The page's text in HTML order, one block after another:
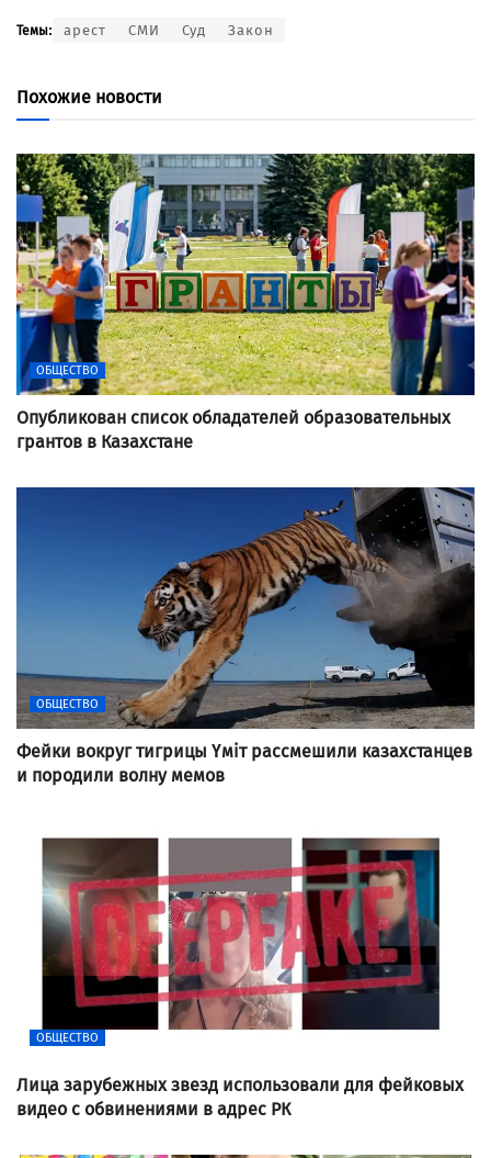
Темы: арест СМИ Суд Закон
Похожие новости
ОБЩЕСТВО
Опубликован список обладателей образовательных
грантов в Казахстане
ОБЩЕСТВО
Фейки вокруг тигрицы Үміт рассмешили казахстанцев
и породили волну мемов
ОБЩЕСТВО
Лица зарубежных звезд использовали для фейковых
видео с обвинениями в адрес РК